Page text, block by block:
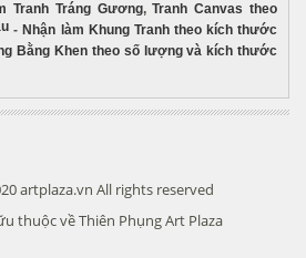
Tranh Tráng Gương,Tranh Canvas theo
- Nhận làm Khung Tranh theo kích thước
Bằng Khen theo số lượng và kích thước
artplaza.vn All rights reserved
thuộc về Thiên Phụng Art Plaza